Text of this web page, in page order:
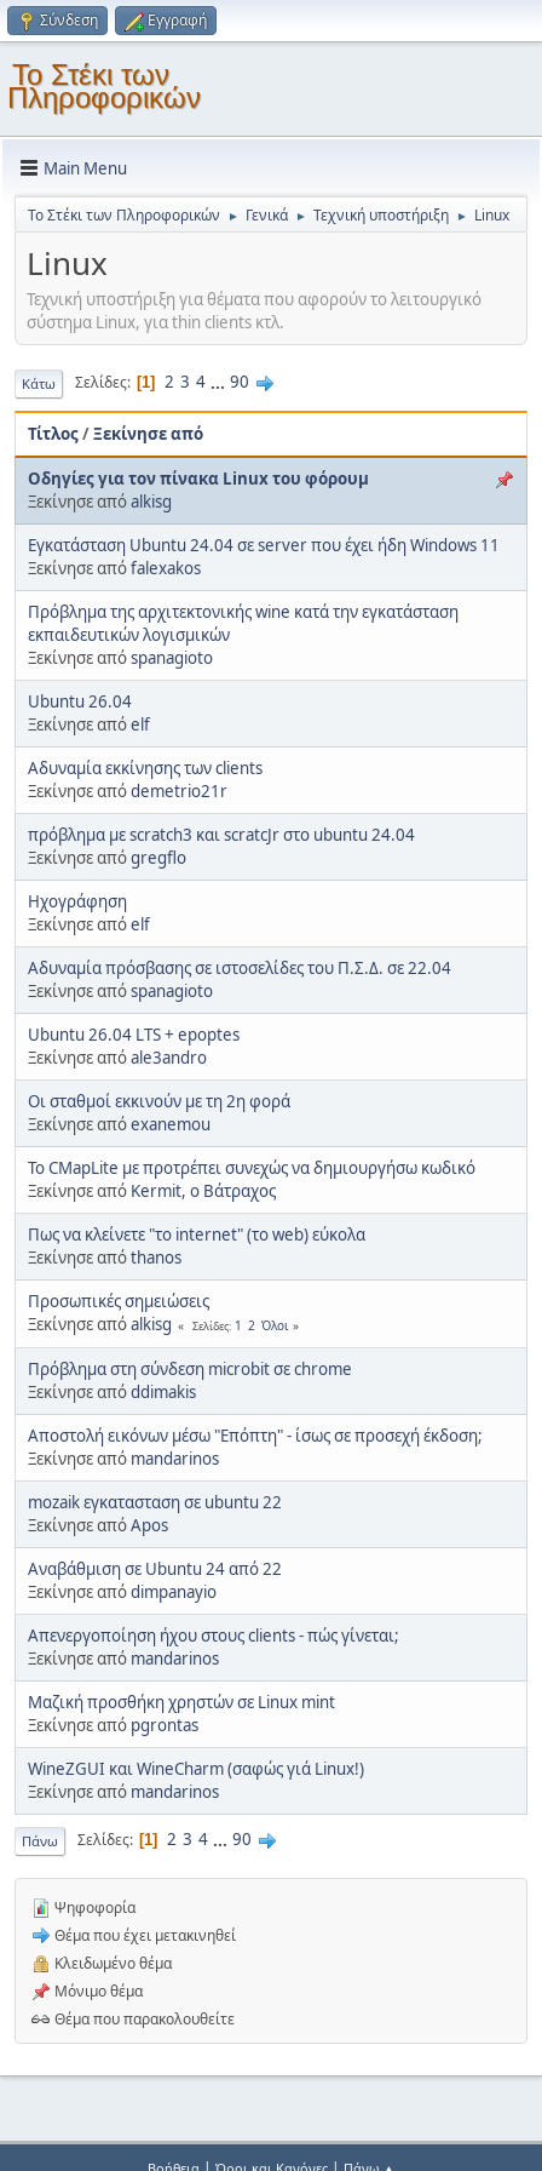
Σύνδεση Εγγραφή
Το Στέκι των
Πληροφορικών
Main Menu
Το Στέκι των Πληροφορικών ► Γενικά ► Τεχνική υποστήριξη ► Linux
Linux
Τεχνική υποστήριξη για θέματα που αφορούν το λειτουργικό
σύστημα Linux, για thin clients κτλ.
Κάτω Σελίδες 1 2 3 4 ... 90
Τίτλος/Ξεκίνησε από
Οδηγίες για τον πίνακα Linux του φόρουμ
Ξεκίνησε απόalkisg
Εγκατάσταση Ubuntu 24.04 σε server που έχει ήδη Windows 11
Ξεκίνησε απόfalexakos
Πρόβλημα της αρχιτεκτονικής wine κατά την εγκατάσταση
εκπαιδευτικών λογισμικών
Ξεκίνησε απόspanagioto
Ubuntu 26.04
Ξεκίνησε απόelf
Αδυναμία εκκίνησης των clients
Ξεκίνησε απόdemetrio21r
πρόβλημα με scratch3 και scratcJr στο ubuntu 24.04
Ξεκίνησε απόgregflo
Ηχογράφηση
Ξεκίνησε απόelf
Αδυναμία πρόσβασης σε ιστοσελίδες του Π.Σ.Δ. σε 22.04
Ξεκίνησε απόspanagioto
Ubuntu 26.04 LTS + epoptes
Ξεκίνησε απόale3andro
Οι σταθμοί εκκινούν με τη 2η φορά
Ξεκίνησε απόexanemou
To CMapLite με προτρέπει συνεχώς να δημιουργήσω κωδικό
Ξεκίνησε από Kermit, ο Βάτραχος
Πως να κλείνετε "το internet" (το web) εύκολα
Ξεκίνησε απόthanos
Προσωπικές σημειώσεις
Ξεκίνησε απόalkisg Σελίδες 1 2 Όλοι
Πρόβλημα στη σύνδεση microbit σε chrome
Ξεκίνησε απόddimakis
Αποστολή εικόνων μέσω "Επόπτη" - ίσως σε προσεχή έκδοση;
Ξεκίνησε από mandarinos
mozaik εγκατασταση σε ubuntu 22
Ξεκίνησε απόApos
Αναβάθμιση σε Ubuntu 24 από 22
Ξεκίνησε απόdimpanayio
Απενεργοποίηση ήχου στους clients - πώς γίνεται;
Ξεκίνησε από mandarinos
Μαζική προσθήκη χρηστών σε Linux mint
Ξεκίνησε από pgrontas
WineZGUI και WineCharm (σαφώς γιά Linux!)
Ξεκίνησε από mandarinos
Πάνω Σελίδες 1 2 3 4 ... 90
Ψηφοφορία
Θέμα που έχει μετακινηθεί
Κλειδωμένο θέμα
Μόνιμο θέμα
Θέμα που παρακολουθείτε